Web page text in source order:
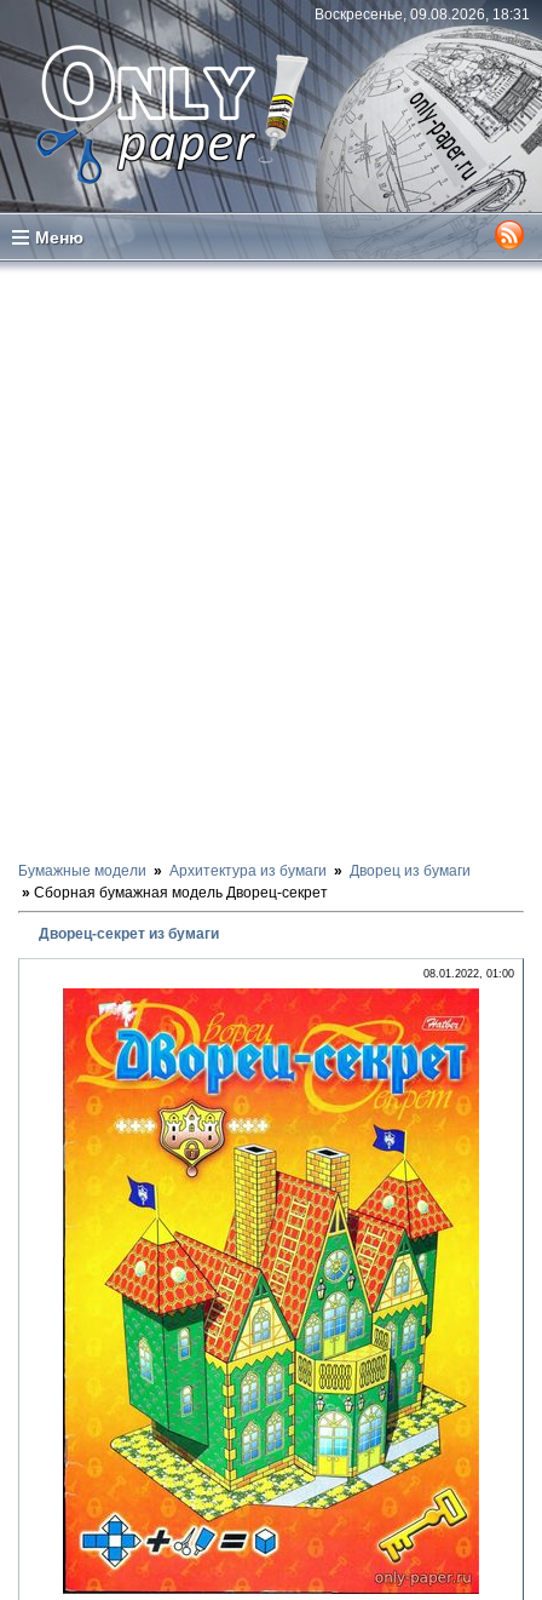
Воскресенье, 09.08.2026, 18:31
Меню
Бумажные модели Архитектура из бумаги
Дворец из бумаги
Сборная бумажная модель Дворец-секрет
Дворец-секрет из бумаги
08.01.2022, 01:00